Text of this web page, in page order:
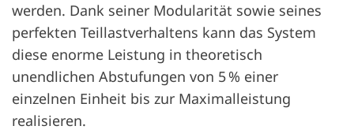
werden. Dank seiner Modularität sowie seines
perfekten Teillastverhaltens kann das System
diese enorme Leistung in theoretisch
unendlichen Abstufungen von 5 % einer
einzelnen Einheit bis zur Maximalleistung
realisieren.